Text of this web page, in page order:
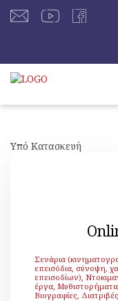
Υπό Κατασκευή
Σενάρια
επεισόδια, σύνοψη,
επεισοδίων),
έργα,
Βιογραφίες,